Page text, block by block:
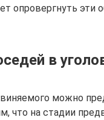
опровергнуть эти
в
можно
что на стадии